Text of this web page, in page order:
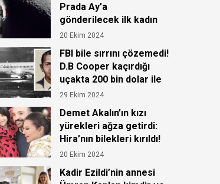
Prada Ay’a
gönderilecek ilk kadın
astronot için kıyafet
20 Ekim 2024
FBI bile sırrını çözemedi!
D.B Cooper kaçırdığı
uçakta 200 bin dolar ile
ortadan kayboldu!
29 Ekim 2024
Demet Akalın’ın kızı
yürekleri ağza getirdi:
Hira’nın bilekleri kırıldı!
20 Ekim 2024
Kadir Ezildi’nin annesi